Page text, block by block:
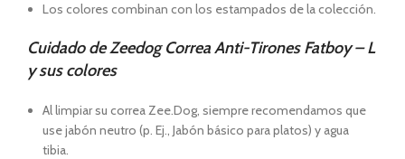
Los colores combinan con los estampados de la colección.
Cuidado de Zeedog Correa Anti-Tirones Fatboy – L
y sus colores
Al limpiar su correa Zee.Dog, siempre recomendamos que
use jabón neutro (p. Ej., Jabón básico para platos) y agua
tibia.